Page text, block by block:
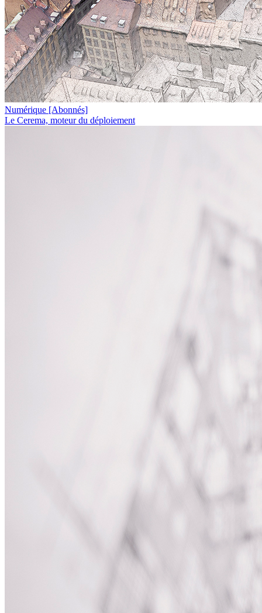
Numérique [Abonnés]
Le Cerema, moteur du déploiement